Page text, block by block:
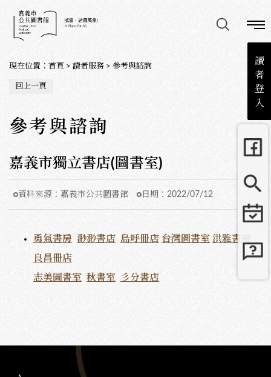
讀
者
登
入
現在位置 ： 首頁 > 讀者服務 > 參考與諮詢
回上一頁
參考與諮詢
嘉義市獨立書店(圖書室)
資料來源： 嘉義市公共圖書館 日期： 2022/07/12
勇氣書房 渺渺書店 島呼冊店 台灣圖書室 洪雅書房
良昌冊店
志美圖書室 秋書室 彡分書店